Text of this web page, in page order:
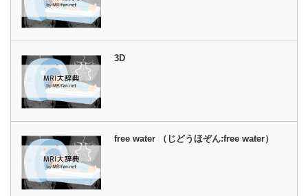
3D
free water （じどうほぞん:free water）